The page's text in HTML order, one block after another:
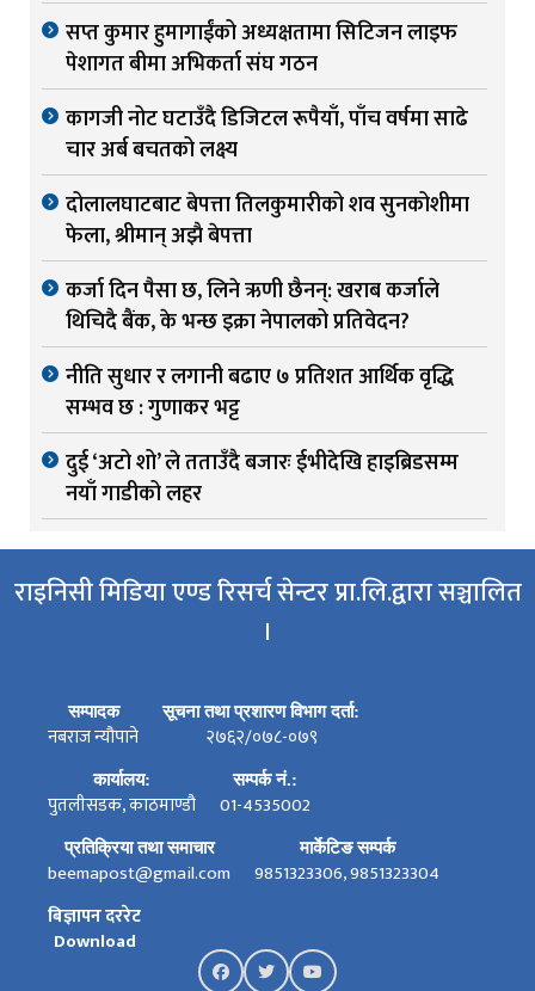
सप्त कुमार हुमागाईंको अध्यक्षतामा सिटिजन लाइफ
पेशागत बीमा अभिकर्ता संघ गठन
कागजी नोट घटाउँदै डिजिटल रूपैयाँ, पाँच वर्षमा साढे
चार अर्ब बचतको लक्ष्य
दोलालघाटबाट बेपत्ता तिलकुमारीको शव सुनकोशीमा
फेला, श्रीमान् अझै बेपत्ता
कर्जा दिन पैसा छ, लिने ऋणी छैनन्: खराब कर्जाले
थिचिदै बैंक, के भन्छ इक्रा नेपालको प्रतिवेदन?
नीति सुधार र लगानी बढाए ७ प्रतिशत आर्थिक वृद्धि
सम्भव छ : गुणाकर भट्ट
दुई ‘अटो शो’ ले तताउँदै बजारः ईभीदेखि हाइब्रिडसम्म
नयाँ गाडीको लहर
राइनिसी मिडिया एण्ड रिसर्च सेन्टर प्रा.लि.द्वारा सञ्चालित
।
सम्पादक
नबराज न्यौपाने
सूचना तथा प्रशारण विभाग दर्ता:
२७६२/०७८-०७९
कार्यालय:
पुतलीसडक, काठमाण्डौ
सम्पर्क नं.:
01-4535002
प्रतिक्रिया तथा समाचार
beemapost@gmail.com
मार्केटिङ सम्पर्क
9851323306, 9851323304
बिज्ञापन दररेट
Download